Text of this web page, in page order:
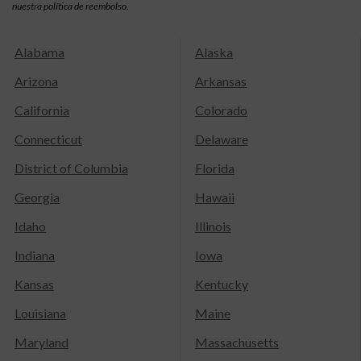
nuestra política de reembolso.
Alabama
Alaska
Arizona
Arkansas
California
Colorado
Connecticut
Delaware
District of Columbia
Florida
Georgia
Hawaii
Idaho
Illinois
Indiana
Iowa
Kansas
Kentucky
Louisiana
Maine
Maryland
Massachusetts